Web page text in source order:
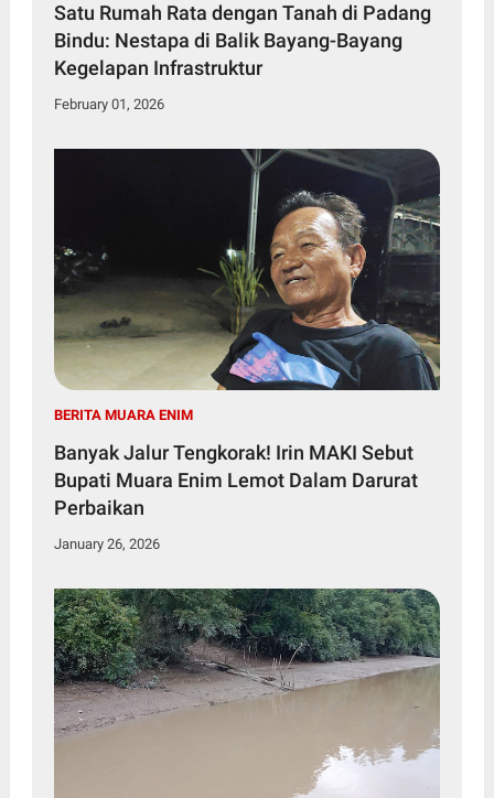
​Satu Rumah Rata dengan Tanah di Padang
Bindu: Nestapa di Balik Bayang-Bayang
Kegelapan Infrastruktur
February 01, 2026
BERITA MUARA ENIM
Banyak Jalur Tengkorak! Irin MAKI Sebut
Bupati Muara Enim Lemot Dalam Darurat
Perbaikan
January 26, 2026